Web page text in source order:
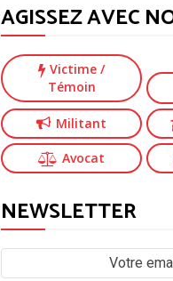
AGISSEZ AVEC
Victime/
Témoin
Militant
Avocat
NEWSLETTER